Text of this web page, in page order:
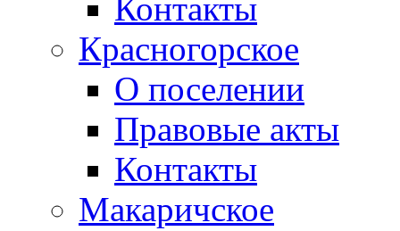
Контакты
Красногорское
О поселении
Правовые акты
Контакты
Макаричское